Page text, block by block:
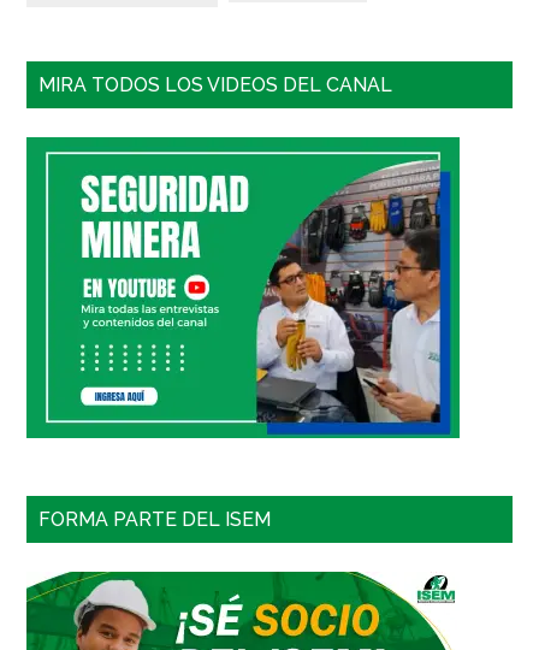
MIRA TODOS LOS VIDEOS DEL CANAL
FORMA PARTE DEL ISEM